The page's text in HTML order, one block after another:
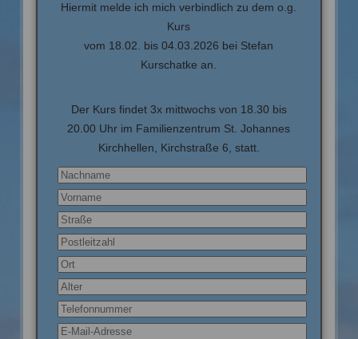
Hiermit melde ich mich verbindlich zu dem o.g.
Kurs
vom 18.02. bis 04.03.2026 bei Stefan
Kurschatke an.
Der Kurs findet 3x mittwochs von 18.30 bis
20.00 Uhr im Familienzentrum St. Johannes
Kirchhellen, Kirchstraße 6, statt.